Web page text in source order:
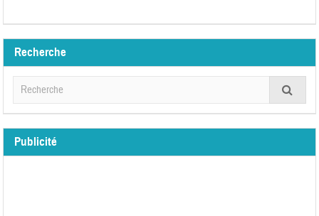
Recherche
Publicité